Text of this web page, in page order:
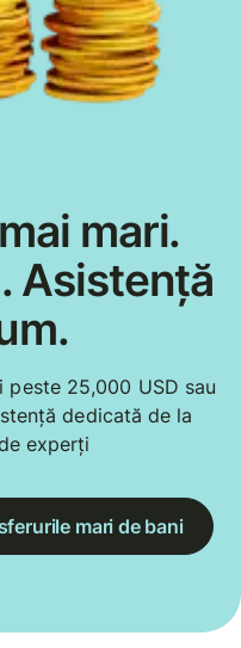
mari.
Asistență
25,000 USD sau
dedicată de la
experți
mari de bani